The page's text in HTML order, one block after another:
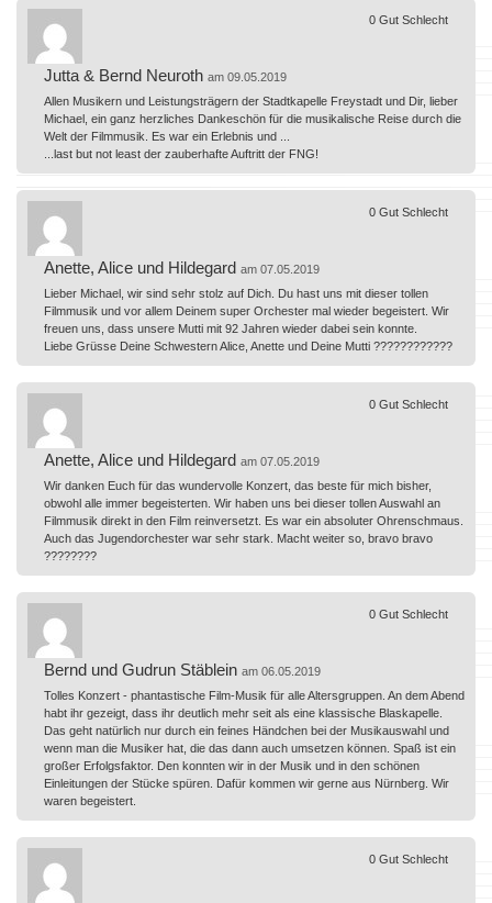
Jutta & Bernd Neuroth am 09.05.2019
Allen Musikern und Leistungsträgern der Stadtkapelle Freystadt und Dir, lieber
Michael, ein ganz herzliches Dankeschön für die musikalische Reise durch die
Welt der Filmmusik. Es war ein Erlebnis und ...
...last but not least der zauberhafte Auftritt der FNG!
0 Gut Schlecht
Anette, Alice und Hildegard am 07.05.2019
Lieber Michael, wir sind sehr stolz auf Dich. Du hast uns mit dieser tollen
Filmmusik und vor allem Deinem super Orchester mal wieder begeistert. Wir
freuen uns, dass unsere Mutti mit 92 Jahren wieder dabei sein konnte.
Liebe Grüsse Deine Schwestern Alice, Anette und Deine Mutti ????????????
0 Gut Schlecht
Anette, Alice und Hildegard am 07.05.2019
Wir danken Euch für das wundervolle Konzert, das beste für mich bisher,
obwohl alle immer begeisterten. Wir haben uns bei dieser tollen Auswahl an
Filmmusik direkt in den Film reinversetzt. Es war ein absoluter Ohrenschmaus.
Auch das Jugendorchester war sehr stark. Macht weiter so, bravo bravo
????????
0 Gut Schlecht
Bernd und Gudrun Stäblein am 06.05.2019
Tolles Konzert - phantastische Film-Musik für alle Altersgruppen. An dem Abend
habt ihr gezeigt, dass ihr deutlich mehr seit als eine klassische Blaskapelle.
Das geht natürlich nur durch ein feines Händchen bei der Musikauswahl und
wenn man die Musiker hat, die das dann auch umsetzen können. Spaß ist ein
großer Erfolgsfaktor. Den konnten wir in der Musik und in den schönen
Einleitungen der Stücke spüren. Dafür kommen wir gerne aus Nürnberg. Wir
waren begeistert.
0 Gut Schlecht
0 Gut Schlecht